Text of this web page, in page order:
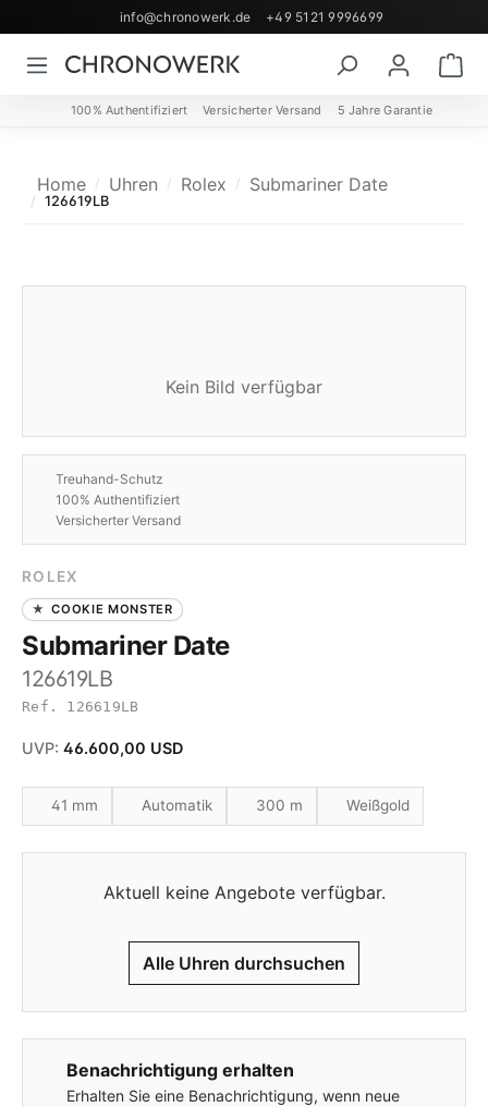
Zum Hauptinhalt springen
info@chronowerk.de +49 5121 9996699
100% Authentifiziert Versicherter Versand 5 Jahre Garantie
Home Uhren Rolex Submariner Date
126619LB
Kein Bild verfügbar
Treuhand-Schutz
100% Authentifiziert
Versicherter Versand
ROLEX
COOKIE MONSTER
Submariner Date
126619LB
Ref. 126619LB
UVP: 46.600,00 USD
41 mm Automatik 300 m Weißgold
Aktuell keine Angebote verfügbar.
Alle Uhren durchsuchen
Benachrichtigung erhalten
Erhalten Sie eine Benachrichtigung, wenn neue